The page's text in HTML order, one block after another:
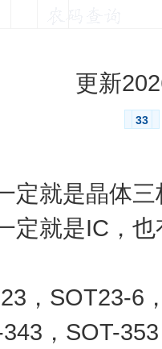
更新
33
定就是晶体
定就是IC，
，SOT23-6
，SOT-